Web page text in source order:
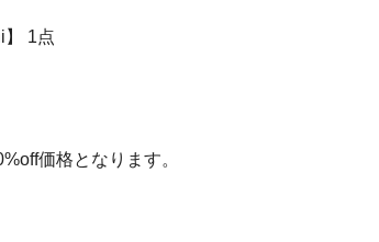
】 1点
価格となります。